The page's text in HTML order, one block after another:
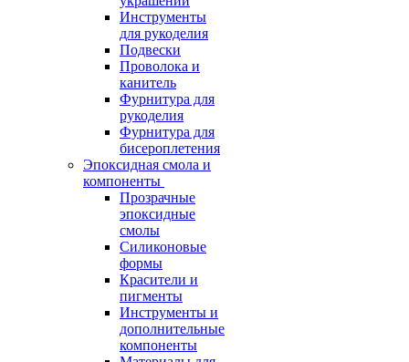
Инструменты
для рукоделия
Подвески
Проволока и
канитель
Фурнитура для
рукоделия
Фурнитура для
бисероплетения
Эпоксидная смола и
компоненты
Прозрачные
эпоксидные
смолы
Силиконовые
формы
Красители и
пигменты
Инструменты и
дополнительные
компоненты